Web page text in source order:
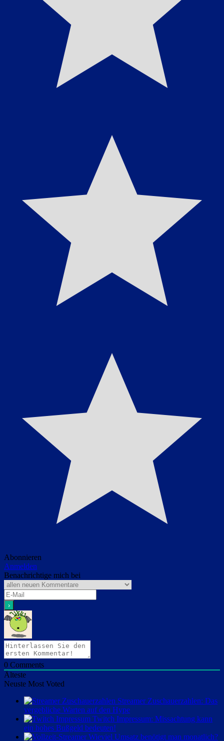
Abonnieren
Anmelden
Benachrichtige mich bei
0 Comments
Älteste
Neuste Most Voted
Streamer Zuschauerzahlen: Das
vergebliche Warten auf den Hype
Twitch Impressum: Missachtung kann
ein hohes Bußgeld bedeuten!